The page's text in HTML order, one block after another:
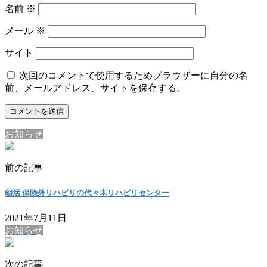
名前 ※
メール ※
サイト
次回のコメントで使用するためブラウザーに自分の名
前、メールアドレス、サイトを保存する。
お知らせ
前の記事
朝活 保険外リハビリの代々木リハビリセンター
2021年7月11日
お知らせ
次の記事